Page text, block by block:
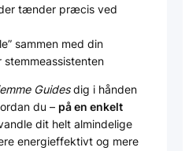
tænder præcis ved
sammen med din
stemmeassistenten
Guidesdig i hånden
du – på en enkelt
dit helt almindelige
energieffektivt og mere